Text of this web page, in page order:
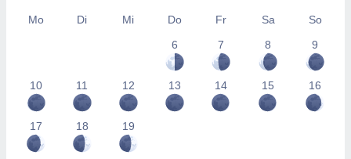
Mo Di Mi Do Fr Sa
So
6
7 8 9
10 11 12 13 14 15 16
17 18 19